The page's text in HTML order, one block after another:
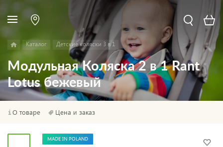
Каталог Детские коляски 3 в 1
Модульная Коляска 2 в 1 Rant
Lotus бежевый
О товаре Цена и заказ
MADE IN POLAND